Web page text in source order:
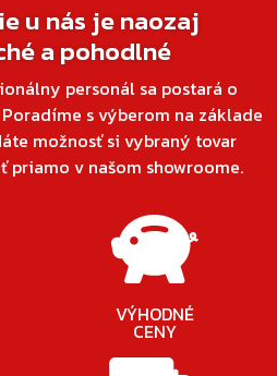
u nás je naozaj
a pohodlné
personál sa postará o
s výberom na základe
možnosť si vybraný tovar
priamo v našom showroome.
VÝHODNÉ
CENY